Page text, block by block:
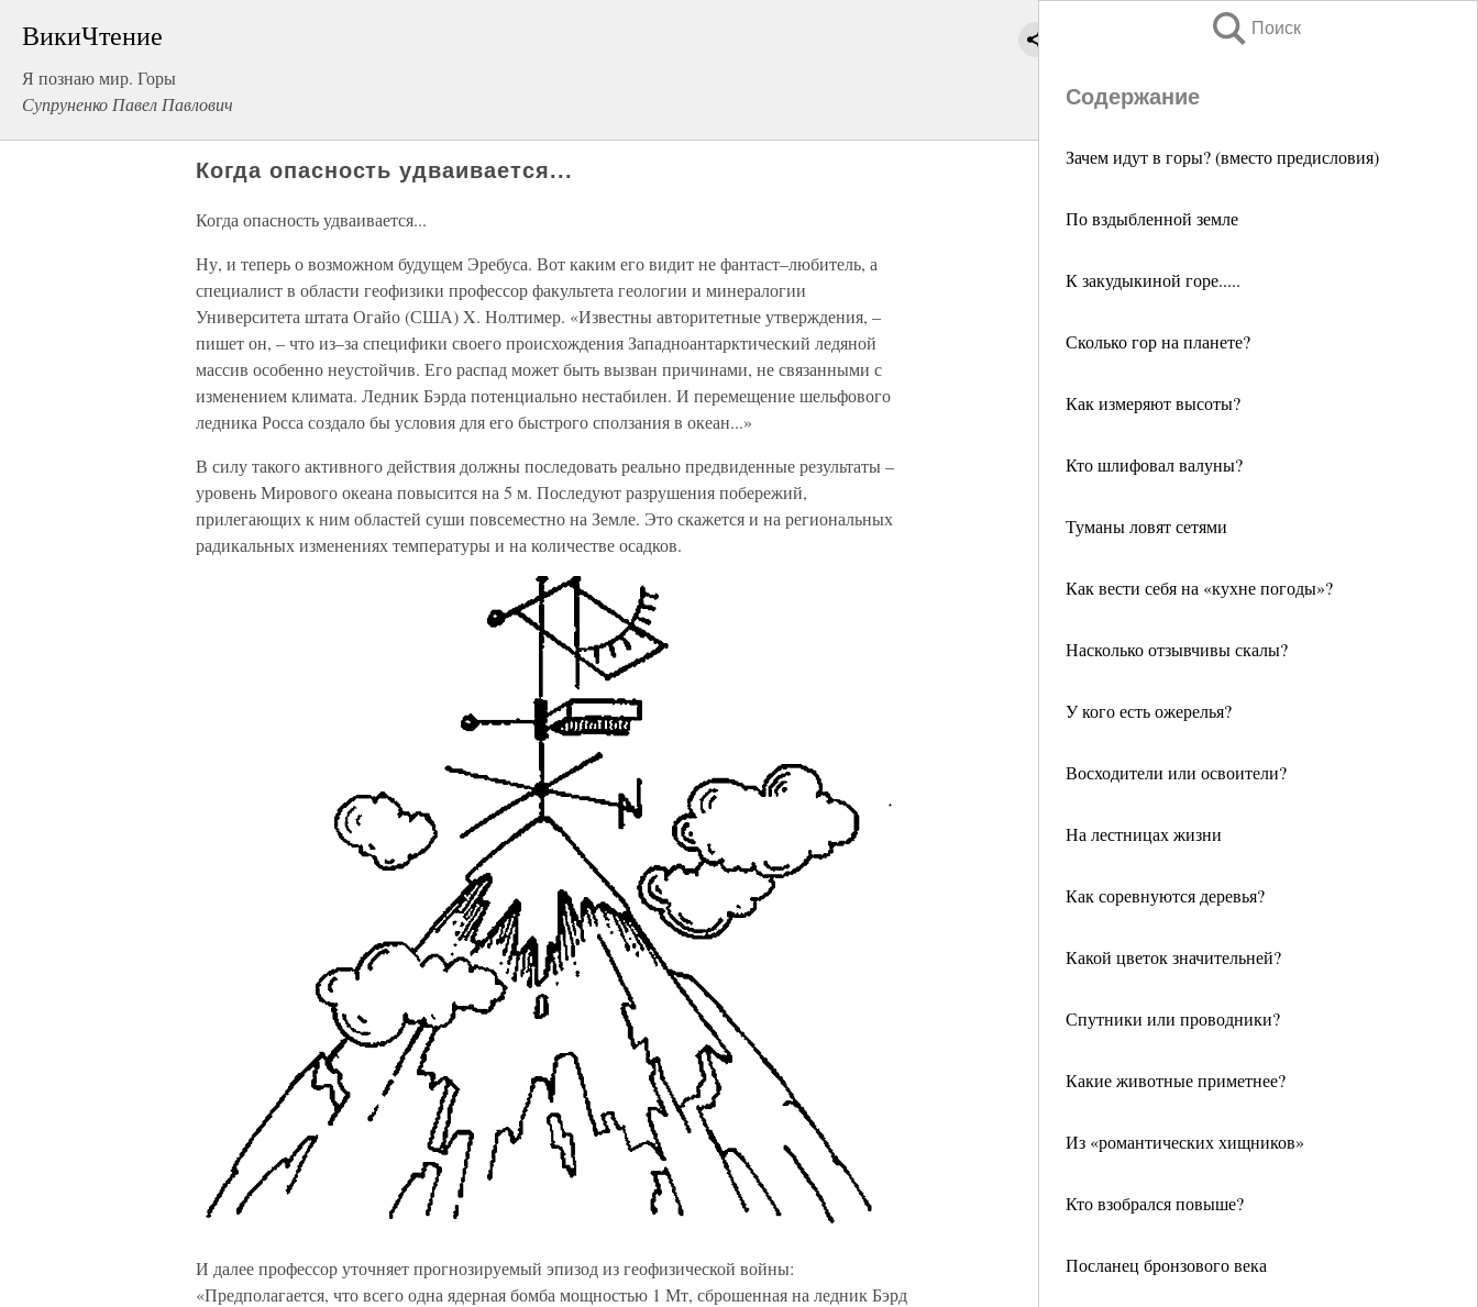
ВикиЧтение
Я познаю мир. Горы
Супруненко Павел Павлович
Поиск
Содержание
Зачем идут в горы? (вместо предисловия)
По вздыбленной земле
К закудыкиной горе.....
Сколько гор на планете?
Как измеряют высоты?
Кто шлифовал валуны?
Туманы ловят сетями
Как вести себя на «кухне погоды»?
Насколько отзывчивы скалы?
У кого есть ожерелья?
Восходители или освоители?
На лестницах жизни
Как соревнуются деревья?
Какой цветок значительней?
Спутники или проводники?
Какие животные приметнее?
Из «романтических хищников»
Кто взобрался повыше?
Посланец бронзового века
Когда опасность удваивается...
Когда опасность удваивается...
Ну, и теперь о возможном будущем Эребуса. Вот каким его видит не фантаст–любитель, а
специалист в области геофизики профессор факультета геологии и минералогии
Университета штата Огайо (США) X. Нолтимер. «Известны авторитетные утверждения, –
пишет он, – что из–за специфики своего происхождения Западноантарктический ледяной
массив особенно неустойчив. Его распад может быть вызван причинами, не связанными с
изменением климата. Ледник Бэрда потенциально нестабилен. И перемещение шельфового
ледника Росса создало бы условия для его быстрого сползания в океан...»
В силу такого активного действия должны последовать реально предвиденные результаты –
уровень Мирового океана повысится на 5 м. Последуют разрушения побережий,
прилегающих к ним областей суши повсеместно на Земле. Это скажется и на региональных
радикальных изменениях температуры и на количестве осадков.
И далее профессор уточняет прогнозируемый эпизод из геофизической войны:
«Предполагается, что всего одна ядерная бомба мощностью 1 Мт, сброшенная на ледник Бэрд